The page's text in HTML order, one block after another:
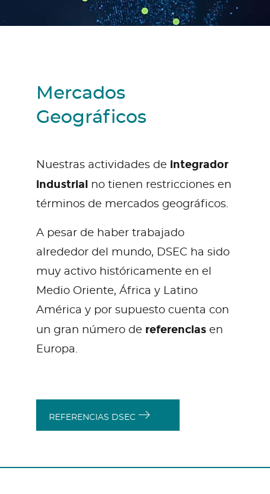
Mercados
Geográficos
Nuestras actividades de integrador
industrial no tienen restricciones en
términos de mercados geográficos.
A pesar de haber trabajado
alrededor del mundo, DSEC ha sido
muy activo históricamente en el
Medio Oriente, África y Latino
América y por supuesto cuenta con
un gran número de referencias en
Europa.
REFERENCIAS DSEC